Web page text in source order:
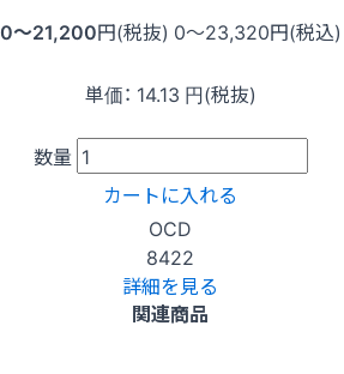
0〜21,200円(税抜) 0〜23,320円(税込)
単価： 14.13 円(税抜)
数量
カートに入れる
OCD
8422
詳細を見る
関連商品